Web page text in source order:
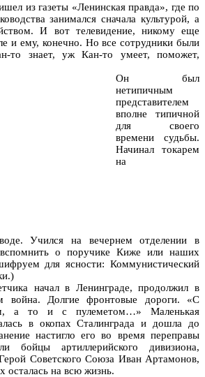
из газеты «Ленинская правда», где по
занимался сначала культурой, а
И вот телевидение, никому еще
и ему, конечно. Но все сотрудники были
то знает, уж Кан-то умеет, поможет,
Он был
нетипичным
представителем
вполне типичной
для своего
времени судьбы.
Начинал токарем
на
Учился на вечернем отделении в
о поручике Киже или наших
для ясности: Коммунистический
начал в Ленинграде, продолжил в
война. Долгие фронтовые дороги. «С
а то и с пулеметом…» Маленькая
в окопах Сталинграда и дошла до
настигло его во время переправы
бойцы артиллерийского дивизиона,
Советского Союза Иван Артамонов,
осталась на всю жизнь.